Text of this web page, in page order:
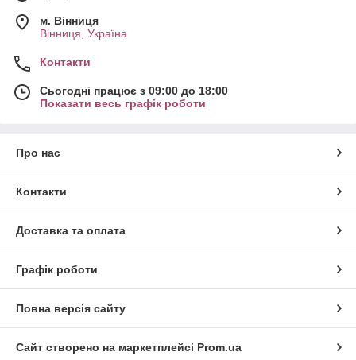
м. Вінниця
Вінниця, Україна
Контакти
Сьогодні працює з 09:00 до 18:00
Показати весь графік роботи
Про нас
Контакти
Доставка та оплата
Графік роботи
Повна версія сайту
Сайт створено на маркетплейсі Prom.ua